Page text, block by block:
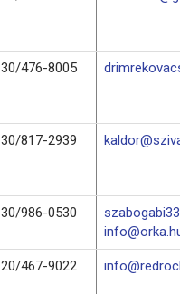
30/476-8005
30/817-2939
30/986-0530
20/467-9022